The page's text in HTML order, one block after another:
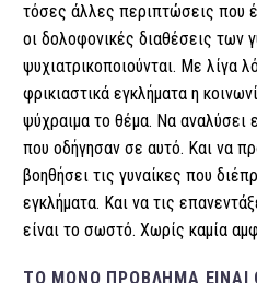
τόσες άλλες περιπτώσεις που
οι δολοφονικές διαθέσεις των
ψυχιατρικοποιούνται. Με λίγα
φρικιαστικά εγκλήματα η
ψύχραιμα το θέμα. Να αναλύσει
που οδήγησαν σε αυτό. Και να
βοηθήσει τις γυναίκες που
εγκλήματα. Και να τις
είναι το σωστό. Χωρίς καμία
ΤΟ ΜΌΝΟ ΠΡΌΒΛΗΜΑ ΕΊΝΑΙ